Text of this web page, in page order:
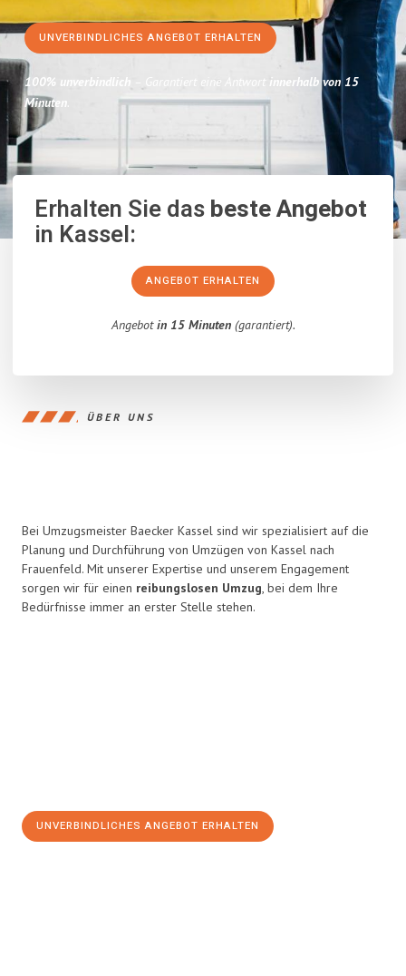
UNVERBINDLICHES ANGEBOT ERHALTEN
100% unverbindlich – Garantiert eine Antwort innerhalb von 15
Minuten.
Erhalten Sie dasbeste Angebot
in Kassel:
ANGEBOT ERHALTEN
Angebotin 15 Minuten(garantiert).
ÜBER UNS
Bei Umzugsmeister Baecker Kassel sind wir spezialisiert auf die
Planung und Durchführung von Umzügen von Kassel nach
Frauenfeld. Mit unserer Expertise und unserem Engagement
sorgen wir für einen reibungslosen Umzug, bei dem Ihre
Bedürfnisse immer an erster Stelle stehen.
UNVERBINDLICHES ANGEBOT ERHALTEN